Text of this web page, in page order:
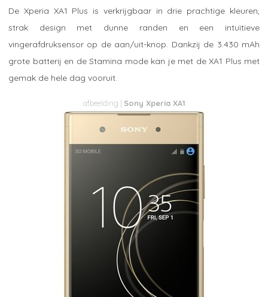
De Xperia XA1 Plus is verkrijgbaar in drie prachtige kleuren,
strak design met dunne randen en een intuïtieve
vingerafdruksensor op de aan/uit-knop. Dankzij de 3.430 mAh
grote batterij en de Stamina mode kan je met de XA1 Plus met
gemak de hele dag vooruit.
Sony Xperia XA1